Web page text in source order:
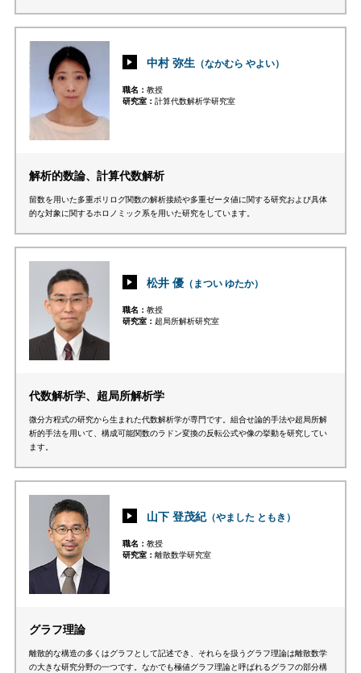
中村 弥生 （なかむら やよい）
職名
教授
研究室
計算代数解析学研究室
解析的数論、計算代数解析
留数を用いた多重ポリログ関数の解析接続や多重ゼータ値に関する研究および具体
的な対象に関するホロノミック系を用いた研究をしています。
松井 優 （まつい ゆたか）
職名
教授
研究室
超局所解析研究室
代数解析学、超局所解析学
微分方程式の研究から生まれた代数解析学が専門です。組合せ論的手法や超局所解
析的手法を用いて、構成可能関数のラドン変換の反転公式や像の挙動を研究してい
ます。
山下 登茂紀（やました ともき）
職名
教授
研究室
離散数学研究室
グラフ理論
離散的な構造の多くはグラフとして記述でき、それらを扱うグラフ理論は離散数学
の大きな研究分野の一つです。なかでも極値グラフ理論と呼ばれるグラフの部分構